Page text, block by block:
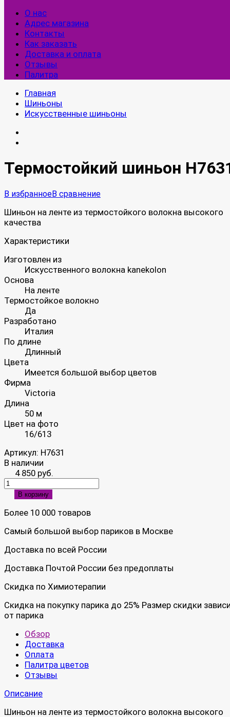
О нас
Адрес магазина
Контакты
Как заказать
Доставка и оплата
Отзывы
Палитра
Главная
Шиньоны
Искусственные шиньоны
Термостойкий шиньон
В избранноеВ сравнение
Шиньон на ленте из термостойкого волокна высокого
качества
Характеристики
Изготовлен из
Искусственного волокна kanekolon
Основа
На ленте
Термостойкое волокно
Да
Разработано
Италия
По длине
Длинный
Цвета
Имеется большой выбор цветов
Фирма
Victoria
Длина
50 м
Цвет на фото
16/613
Артикул: H7631
В наличии
4 850 руб.
В корзину
Более 10 000 товаров
Самый большой выбор париков в Москве
Доставка по всей России
Доставка Почтой России без предоплаты
Скидка по Химиотерапии
Скидка на покупку парика до 25% Размер скидки
от парика
Обзор
Доставка
Оплата
Палитра цветов
Отзывы
Описание
Шиньон на ленте из термостойкого волокна высокого